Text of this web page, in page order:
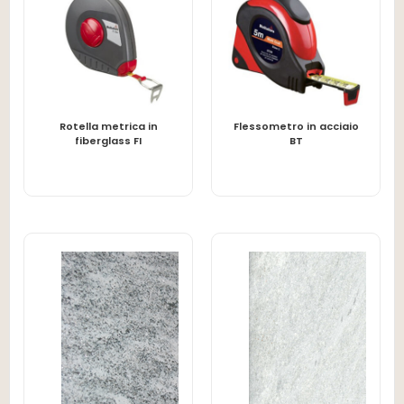
LEGGI TUTTO
Rotella metrica in
fiberglass FI
LEGGI TUTTO
Flessometro in acciaio
BT